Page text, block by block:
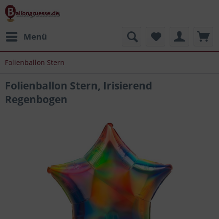
Menü
Folienballon Stern
Folienballon Stern, Irisierend
Regenbogen